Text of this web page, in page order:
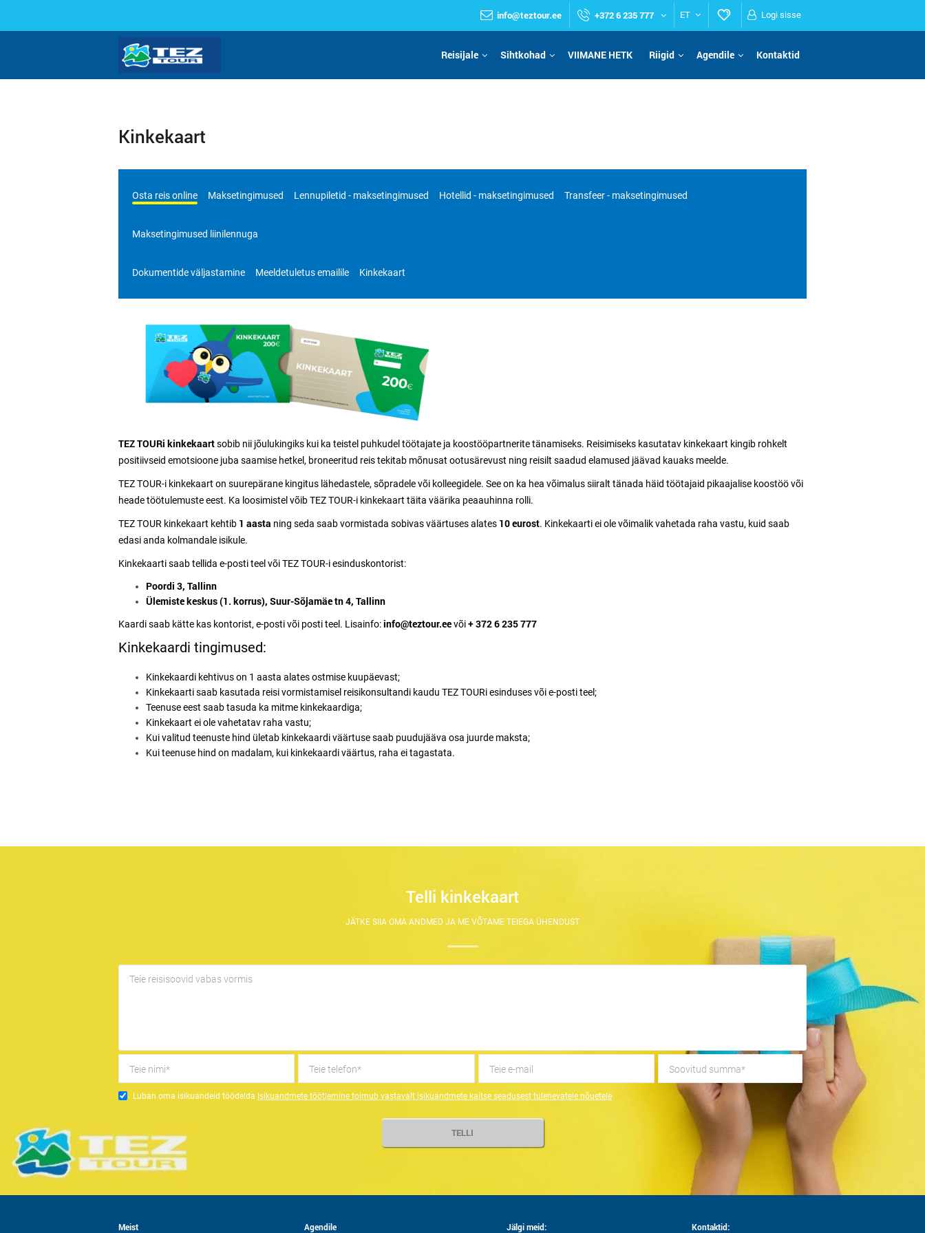
info@teztour.ee +372 6 235 777 ET Logi sisse
Reisijale Sihtkohad VIIMANE HETK Riigid Agendile Kontaktid
​Kinkekaart
Osta reis online Maksetingimused Lennupiletid - maksetingimused Hotellid - maksetingimused Transfeer - maksetingimused
Maksetingimused liinilennuga
Dokumentide väljastamine Meeldetuletus emailile Kinkekaart
TEZ TOURi kinkekaartsobib nii jõulukingiks kui ka teistel puhkudel töötajate ja koostööpartnerite tänamiseks. Reisimiseks kasutatav kinkekaart kingib rohkelt
positiivseid emotsioone juba saamise hetkel, broneeritud reis tekitab mõnusat ootusärevust ning reisilt saadud elamused jäävad kauaks meelde.
TEZ TOUR-i kinkekaart on suurepärane kingitus lähedastele, sõpradele või kolleegidele. See on ka hea võimalus siiralt tänada häid töötajaid pikaajalise koostöö või
heade töötulemuste eest. Ka loosimistel võib TEZ TOUR-i kinkekaart täita väärika peaauhinna rolli.
TEZ TOUR kinkekaart kehtib 1 aasta ning seda saab vormistada sobivas väärtuses alates 10 eurost. Kinkekaarti ei ole võimalik vahetada raha vastu, kuid saab
edasi anda kolmandale isikule.
Kinkekaarti saab tellida e-posti teel või TEZ TOUR-i esinduskontorist:
Poordi 3, Tallinn
Ülemiste keskus (1. korrus), Suur-Sõjamäe tn 4, Tallinn
Kaardi saab kätte kas kontorist, e-posti või posti teel. Lisainfo:info@teztour.eevõi+ 372 6 235 777
Kinkekaardi tingimused:
Kinkekaardi kehtivus on 1 aasta alates ostmise kuupäevast;
Kinkekaarti saab kasutada reisi vormistamisel reisikonsultandi kaudu TEZ TOURi esinduses või e-posti teel;
Teenuse eest saab tasuda ka mitme kinkekaardiga;
Kinkekaart ei ole vahetatav raha vastu;
Kui valitud teenuste hind ületab kinkekaardi väärtuse saab puudujääva osa juurde maksta;
Kui teenuse hind on madalam, kui kinkekaardi väärtus, raha ei tagastata.
Telli kinkekaart
JÄTKE SIIA OMA ANDMED JA ME VÕTAME TEIEGA ÜHENDUST
Luban oma isikuandeid töödelda Isikuandmete töötlemine toimub vastavalt isikuandmete kaitse seadusest tulenevatele nõuetele
Meist Agendile Jälgi meid: Kontaktid: